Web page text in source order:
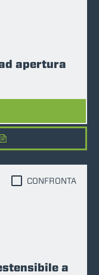
apertura
a
CONFRONTA